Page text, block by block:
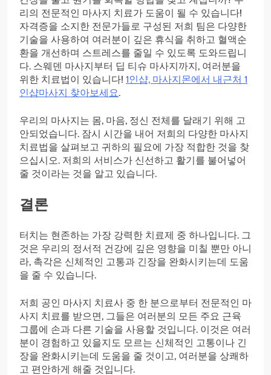
리의 전문적인 마사지 치료가 도움이 될 수 있습니다!
자격증을 소지한 전문가들로 구성된 저희 팀은 다양한
기술을 사용하여 여러분이 깊은 휴식을 취하고 혈액순
환을 개선하며 스트레스를 줄일 수 있도록 도와드립니
다. 스웨덴 마사지부터 딥 티슈 마사지까지, 여러분을
위한 치료법이 있습니다! 1인샵, 마사지몬에서 내근처 1
인샵마사지 찾아보세요.
우리의 마사지는 몸, 마음, 정신 전체를 달래기 위해 고
안되었습니다. 잠시 시간을 내어 저희의 다양한 마사지
치료법을 살펴보고 귀하의 필요에 가장 적합한 것을 찾
으십시오. 저희의 서비스가 신선하고 활기를 불어넣어
줄 것이라는 것을 알고 있습니다.
결론
터치는 현존하는 가장 강력한 치료제 중 하나입니다. 그
것은 우리의 정서적 건강에 깊은 영향을 미칠 뿐만 아니
라, 촉각은 신체적인 고통과 긴장을 완화시키는데 도움
을 줄 수 있습니다.
저희 공인 마사지 치료사 중 한 분으로부터 전문적인 마
사지 치료를 받으면, 그들은 여러분의 모든 주요 근육
그룹에 손과 다른 기술을 사용할 것입니다. 이것은 여러
분이 경험하고 있을지도 모르는 신체적인 고통이나 긴
장을 완화시키는데 도움을 줄 것이고, 여러분을 상쾌하
고 편안하게 해줄 것입니다.